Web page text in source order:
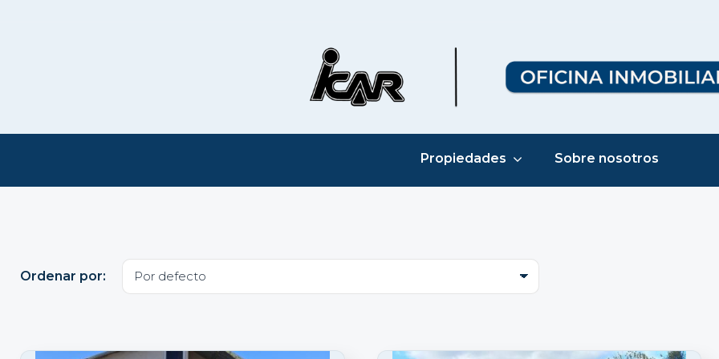
Propiedades Sobre nosotros
Ordenar por: